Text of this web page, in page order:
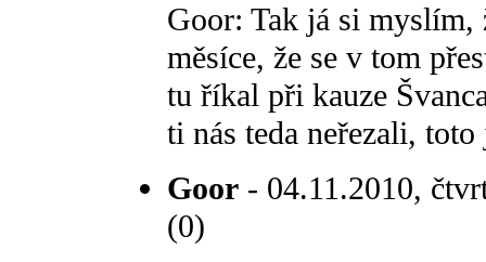
Goor: Tak já si myslím,
měsíce, že se v tom
tu říkal při kauze
ti nás teda neřezali,
Goor - 04.11.2010,
(0)